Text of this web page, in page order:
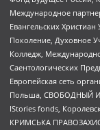
Международное
Евангельских
Поколение, Духовное
Колледж,
Саентологических
Европейская сеть
Польша, СВОБОДНЫЙ
IStories fonds,
КРИМСЬКА